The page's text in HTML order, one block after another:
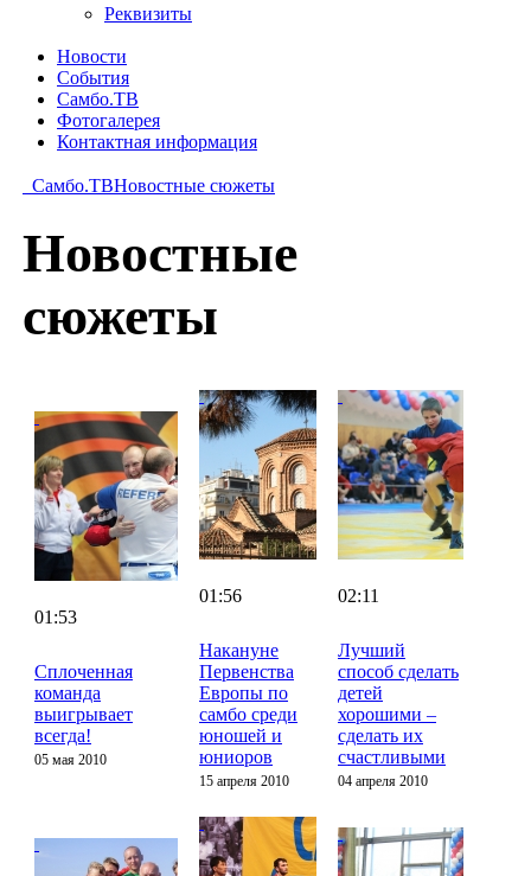
Реквизиты
Новости
События
Самбо.ТВ
Фотогалерея
Контактная информация
Самбо.ТВНовостные сюжеты
Новостные
сюжеты
01:53
Сплоченная
команда
выигрывает
всегда!
05 мая 2010
01:56
Накануне
Первенства
Европы по
самбо среди
юношей и
юниоров
15 апреля 2010
02:11
Лучший
способ сделать
детей
хорошими –
сделать их
счастливыми
04 апреля 2010